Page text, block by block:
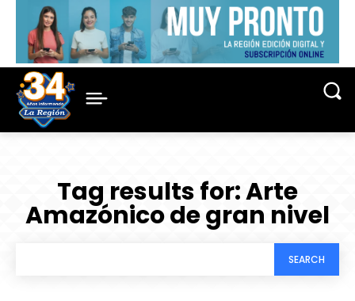
Tag results for:Arte
Amazónico de gran nivel
SEARCH